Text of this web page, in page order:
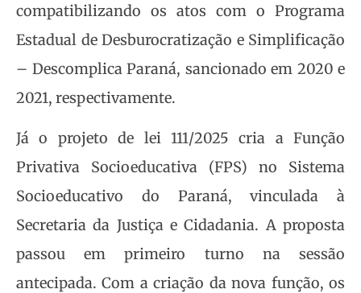
compatibilizando os atos com o Programa
Estadual de Desburocratização e Simplificação
– Descomplica Paraná, sancionado em 2020 e
2021, respectivamente.
Já o projeto de lei 111/2025 cria a Função
Privativa Socioeducativa (FPS) no Sistema
Socioeducativo do Paraná, vinculada à
Secretaria da Justiça e Cidadania. A proposta
passou em primeiro turno na sessão
antecipada. Com a criação da nova função, os